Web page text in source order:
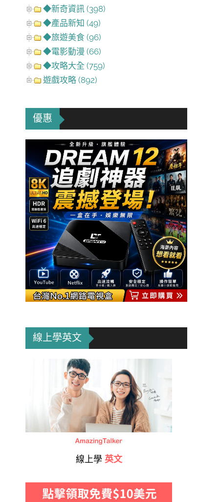
◆新奇資訊 (398)
◆產品新知 (49)
◆旅遊美食 (96)
◆電影動漫 (66)
◆攻略大全 (759)
遊戲攻略 (892)
優惠
線上學英文
線上學 英文